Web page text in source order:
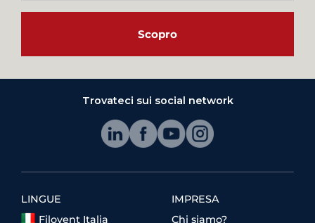
Scopro
Trovateci sui social network
LINGUE
Filovent Italia
IMPRESA
Chi siamo?